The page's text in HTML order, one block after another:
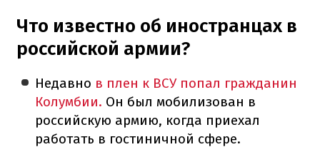
Что известно об иностранцах в
российской армии?
Недавно в плен к ВСУ попал гражданин
Колумбии. Он был мобилизован в
российскую армию, когда приехал
работать в гостиничной сфере.